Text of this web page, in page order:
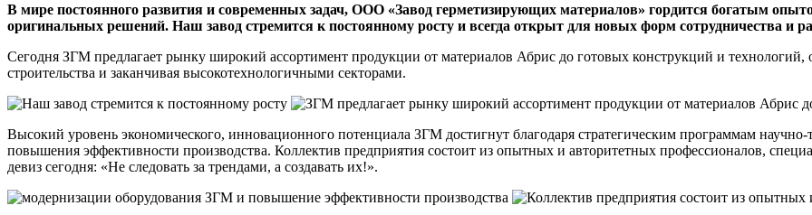
В мире постоянного развития и современных задач, ООО «Завод герметизирующих материалов» гордится богатым
оригинальных решений. Наш завод стремится к постоянному росту и всегда открыт для новых форм сотрудничества и
Сегодня ЗГМ предлагает рынку широкий ассортимент продукции от материалов Абрис до готовых конструкций и технологий,
строительства и заканчивая высокотехнологичными секторами.
Высокий уровень экономического, инновационного потенциала ЗГМ достигнут благодаря стратегическим программам
повышения эффективности производства. Коллектив предприятия состоит из опытных и авторитетных профессионалов,
девиз сегодня: «Не следовать за трендами, а создавать их!».